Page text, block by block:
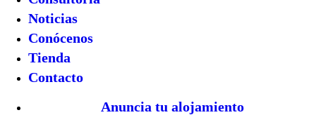
Noticias
Conócenos
Tienda
Contacto
Anuncia tu alojamiento